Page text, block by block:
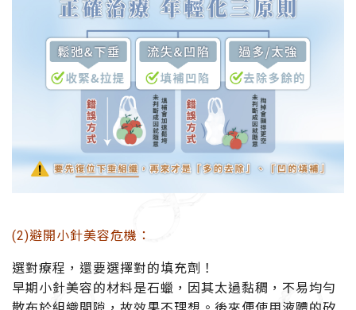
(2)避開小針美容危機：
選對療程，還要選擇對的填充劑！
早期小針美容的材料是石蠟，因其太過黏稠，不易均勻